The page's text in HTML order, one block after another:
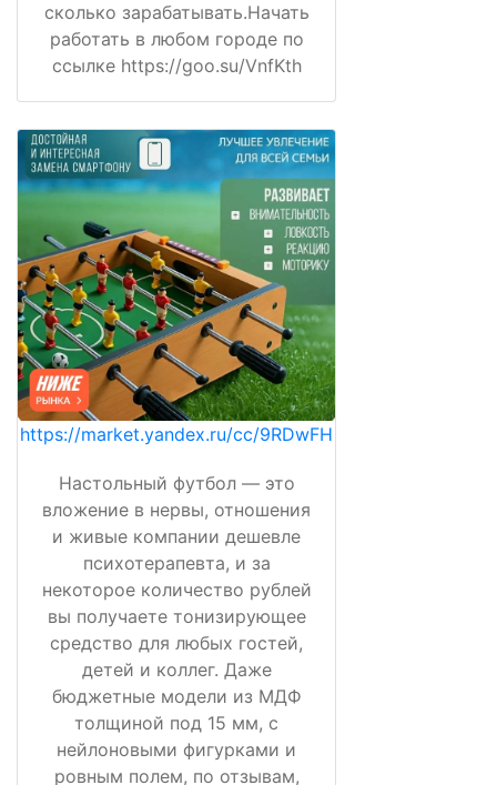
сколько зарабатывать.Начать
работать в любом городе по
ссылке https://goo.su/VnfKth
https://market.yandex.ru/cc/9RDwFH
Настольный футбол — это
вложение в нервы, отношения
и живые компании дешевле
психотерапевта, и за
некоторое количество рублей
вы получаете тонизирующее
средство для любых гостей,
детей и коллег. Даже
бюджетные модели из МДФ
толщиной под 15 мм, с
нейлоновыми фигурками и
ровным полем, по отзывам,